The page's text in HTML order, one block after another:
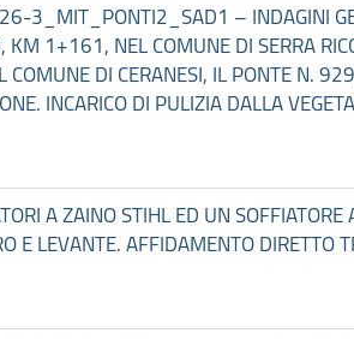
– INDAGINI
1+161, NEL COMUNE DI SERRA
DI CERANESI, IL PONTE N.
INCARICO DI PULIZIA DALLA
A ZAINO STIHL ED UN SOFFIATORE
E LEVANTE. AFFIDAMENTO DIRETTO